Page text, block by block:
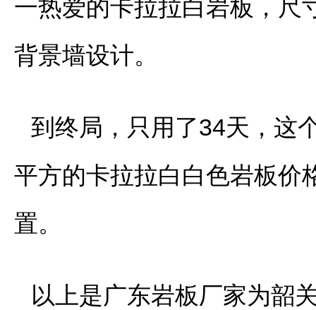
一热爱的卡拉拉白岩板，尺
背景墙设计。
到终局，只用了34天，这
平方的卡拉拉白白色岩板价
置。
以上是广东岩板厂家为韶